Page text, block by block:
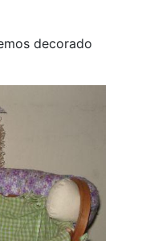
decorado